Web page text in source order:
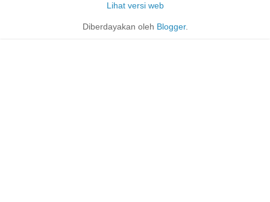
Lihat versi web
Diberdayakan oleh Blogger.